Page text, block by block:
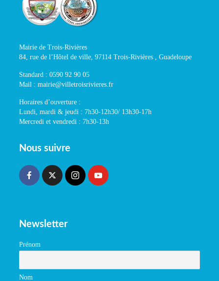
Mairie de Trois-Rivières
84, rue de l’Hôtel de ville, 97114 Trois-Rivières , Guadeloupe
Standard : 0590 92 90 05
Mail : mairie@villetroisrivieres.fr
Horaires d’ouverture :
Lundi, mardi & jeudi : 7h30-12h30/ 13h30-17h
Mercredi et vendredi : 7h30-13h
Nous suivre
Newsletter
Prénom
Nom